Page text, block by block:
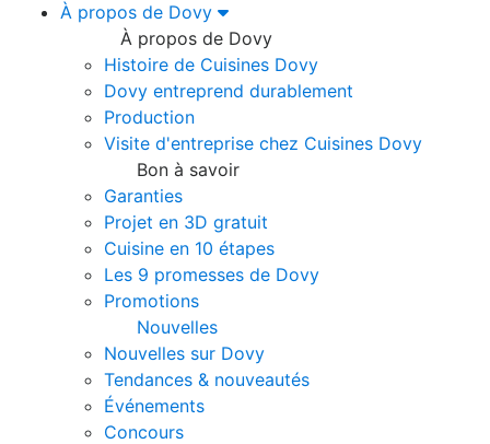
À propos de Dovy
À propos de Dovy
Histoire de Cuisines Dovy
Dovy entreprend durablement
Production
Visite d'entreprise chez Cuisines Dovy
Bon à savoir
Garanties
Projet en 3D gratuit
Cuisine en 10 étapes
Les 9 promesses de Dovy
Promotions
Nouvelles
Nouvelles sur Dovy
Tendances & nouveautés
Événements
Concours